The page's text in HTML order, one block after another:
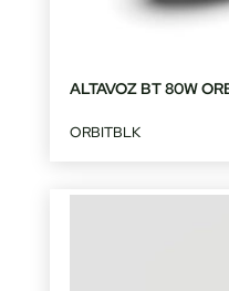
ALTAVOZ BT 80W
ORBITBLK